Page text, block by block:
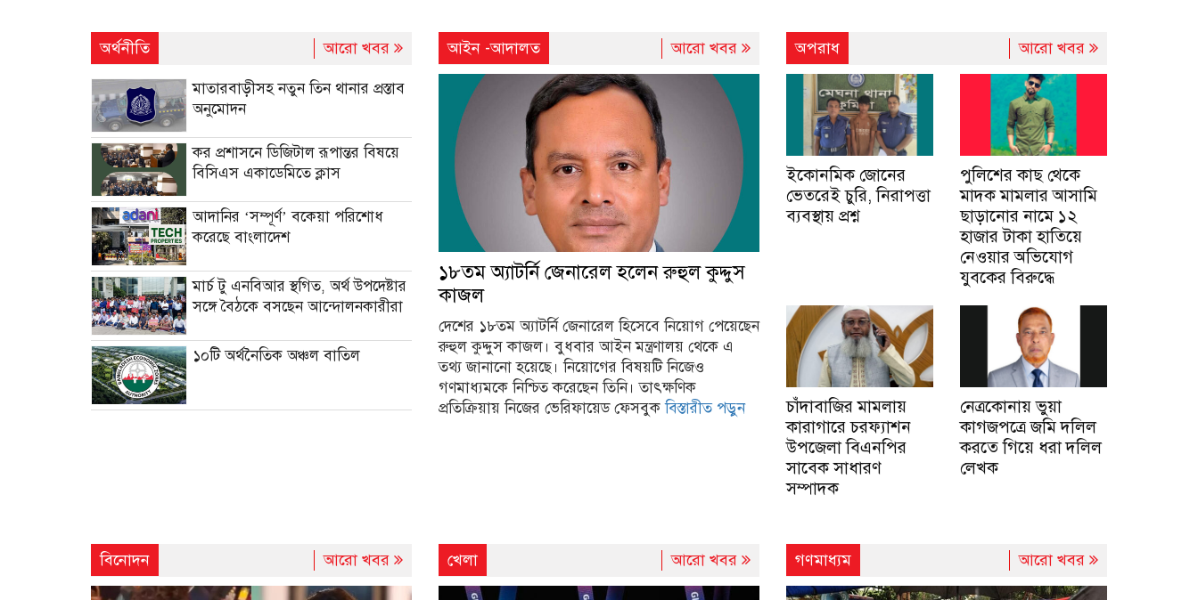
অর্থনীতি আরো খবর
মাতারবাড়ীসহ নতুন তিন থানার প্রস্তাব
অনুমোদন
কর প্রশাসনে ডিজিটাল রূপান্তর বিষয়ে
বিসিএস একাডেমিতে ক্লাস
আদানির ‘সম্পূর্ণ’ বকেয়া পরিশোধ
করেছে বাংলাদেশ
মার্চ টু এনবিআর স্থগিত, অর্থ উপদেষ্টার
সঙ্গে বৈঠকে বসছেন আন্দোলনকারীরা
১০টি অর্থনৈতিক অঞ্চল বাতিল
আইন -আদালত আরো খবর
১৮তম অ্যাটর্নি জেনারেল হলেন রুহুল কুদ্দুস
কাজল
দেশের ১৮তম অ্যাটর্নি জেনারেল হিসেবে নিয়োগ পেয়েছেন
রুহুল কুদ্দুস কাজল। বুধবার আইন মন্ত্রণালয় থেকে এ
তথ্য জানানো হয়েছে। নিয়োগের বিষয়টি নিজেও
গণমাধ্যমকে নিশ্চিত করেছেন তিনি। তাৎক্ষণিক
প্রতিক্রিয়ায় নিজের ভেরিফায়েড ফেসবুকবিস্তারীত পড়ুন
অপরাধ আরো খবর
ইকোনমিক জোনের
ভেতরেই চুরি, নিরাপত্তা
ব্যবস্থায় প্রশ্ন
পুলিশের কাছ থেকে
মাদক মামলার আসামি
ছাড়ানোর নামে ১২
হাজার টাকা হাতিয়ে
নেওয়ার অভিযোগ
যুবকের বিরুদ্ধে
চাঁদাবাজির মামলায়
কারাগারে চরফ্যাশন
উপজেলা বিএনপির
সাবেক সাধারণ
সম্পাদক
নেত্রকোনায় ভুয়া
কাগজপত্রে জমি দলিল
করতে গিয়ে ধরা দলিল
লেখক
বিনোদন আরো খবর খেলা আরো খবর গণমাধ্যম আরো খবর